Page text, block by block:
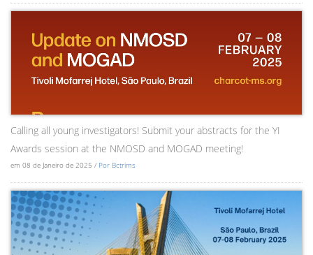
Calling all young investigators! Submit your abstracts for the YI
Awards session at the NMOSD and MOGAD meeting!
em 08 de Janeiro de 2025 / Por Bctrims